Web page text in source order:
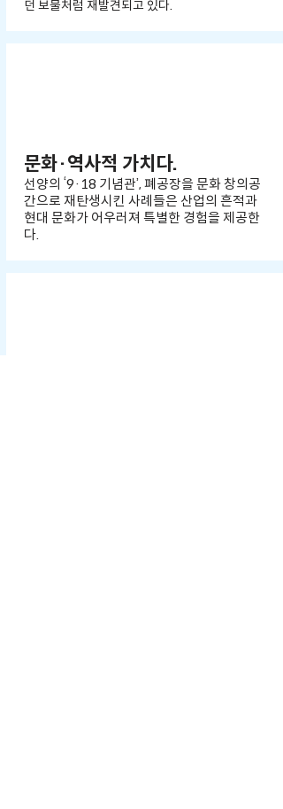
던 보물처럼 재발견되고 있다.
문화·역사적 가치다.
선양의 ‘9·18 기념관’, 폐공장을 문화 창의공
간으로 재탄생시킨 사례들은 산업의 흔적과
현대 문화가 어우러져 특별한 경험을 제공한
다.